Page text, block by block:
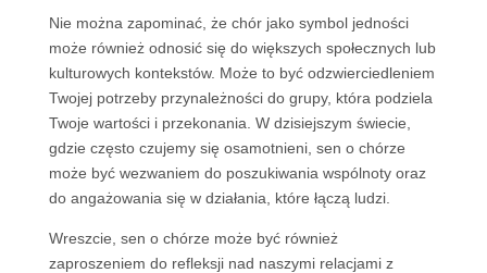
Nie można zapominać, że chór jako symbol jedności
może również odnosić się do większych społecznych lub
kulturowych kontekstów. Może to być odzwierciedleniem
Twojej potrzeby przynależności do grupy, która podziela
Twoje wartości i przekonania. W dzisiejszym świecie,
gdzie często czujemy się osamotnieni, sen o chórze
może być wezwaniem do poszukiwania wspólnoty oraz
do angażowania się w działania, które łączą ludzi.
Wreszcie, sen o chórze może być również
zaproszeniem do refleksji nad naszymi relacjami z